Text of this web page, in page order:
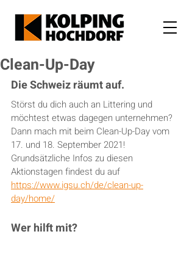
Clean-Up-Day
Die Schweiz räumt auf.
Störst du dich auch an Littering und
möchtest etwas dagegen unternehmen?
Dann mach mit beim Clean-Up-Day vom
17. und 18. September 2021!
Grundsätzliche Infos zu diesen
Aktionstagen findest du auf
https://www.igsu.ch/de/clean-up-
day/home/
Wer hilft mit?